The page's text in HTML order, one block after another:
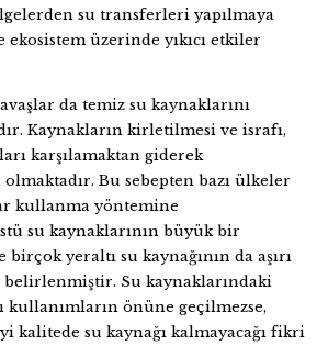
su transferleri yapılmaya
ekosistem üzerinde yıkıcı etkiler
da temiz su kaynaklarını
Kaynakların kirletilmesi ve israfı,
karşılamaktan giderek
olmaktadır. Bu sebepten bazı ülkeler
kullanma yöntemine
su kaynaklarının büyük bir
birçok yeraltı su kaynağının da aşırı
belirlenmiştir. Su kaynaklarındaki
kullanımların önüne geçilmezse,
kalitede su kaynağı kalmayacağı fikri